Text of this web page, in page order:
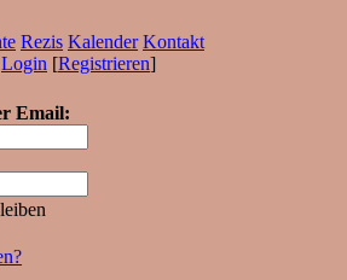
Rezis Kalender Kontakt
Login [Registrieren]
Email: